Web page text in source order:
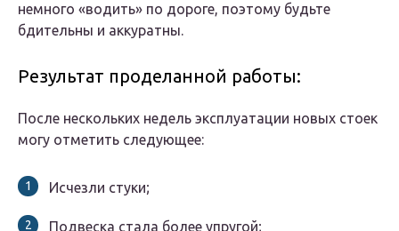
немного «водить» по дороге, поэтому будьте
бдительны и аккуратны.
Результат проделанной работы:
После нескольких недель эксплуатации новых стоек
могу отметить следующее:
Исчезли стуки;
Подвеска стала более упругой;